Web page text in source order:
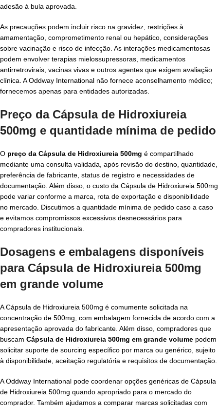
adesão à bula aprovada.
As precauções podem incluir risco na gravidez, restrições à
amamentação, comprometimento renal ou hepático, considerações
sobre vacinação e risco de infecção. As interações medicamentosas
podem envolver terapias mielossupressoras, medicamentos
antirretrovirais, vacinas vivas e outros agentes que exigem avaliação
clínica. A Oddway International não fornece aconselhamento médico;
fornecemos apenas para entidades autorizadas.
Preço da Cápsula de Hidroxiureia
500mg e quantidade mínima de pedido
O preço da Cápsula de Hidroxiureia 500mg é compartilhado
mediante uma consulta validada, após revisão do destino, quantidade,
preferência de fabricante, status de registro e necessidades de
documentação. Além disso, o custo da Cápsula de Hidroxiureia 500mg
pode variar conforme a marca, rota de exportação e disponibilidade
no mercado. Discutimos a quantidade mínima de pedido caso a caso
e evitamos compromissos excessivos desnecessários para
compradores institucionais.
Dosagens e embalagens disponíveis
para Cápsula de Hidroxiureia 500mg
em grande volume
A Cápsula de Hidroxiureia 500mg é comumente solicitada na
concentração de 500mg, com embalagem fornecida de acordo com a
apresentação aprovada do fabricante. Além disso, compradores que
buscam Cápsula de Hidroxiureia 500mg em grande volume podem
solicitar suporte de sourcing específico por marca ou genérico, sujeito
à disponibilidade, aceitação regulatória e requisitos de documentação.
A Oddway International pode coordenar opções genéricas de Cápsula
de Hidroxiureia 500mg quando apropriado para o mercado do
comprador. Também ajudamos a comparar marcas solicitadas com